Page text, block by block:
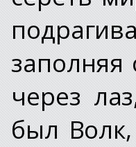
через
был